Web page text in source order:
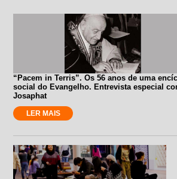
“Pacem in Terris”. Os 56 anos de uma
social do Evangelho. Entrevista especial
Josaphat
LER MAIS